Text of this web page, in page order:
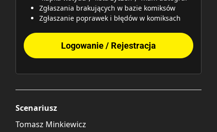
Zgłaszania brakujących w bazie komiksów
Zgłaszanie poprawek i błędów w komiksach
Logowanie / Rejestracja
Scenariusz
Tomasz Minkiewicz